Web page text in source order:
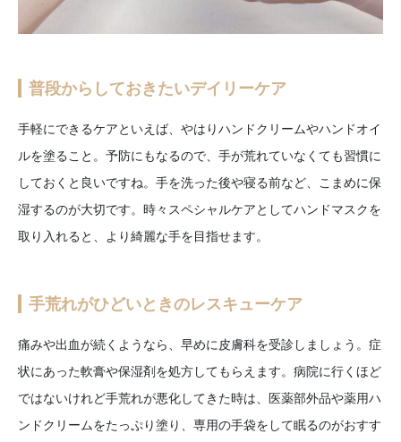
普段からしておきたいデイリーケア
手軽にできるケアといえば、やはりハンドクリームやハンドオイ
ルを塗ること。予防にもなるので、手が荒れていなくても習慣に
しておくと良いですね。手を洗った後や寝る前など、こまめに保
湿するのが大切です。時々スペシャルケアとしてハンドマスクを
取り入れると、より綺麗な手を目指せます。
手荒れがひどいときのレスキューケア
痛みや出血が続くようなら、早めに皮膚科を受診しましょう。症
状にあった軟膏や保湿剤を処方してもらえます。病院に行くほど
ではないけれど手荒れが悪化してきた時は、医薬部外品や薬用ハ
ンドクリームをたっぷり塗り、専用の手袋をして眠るのがおすす